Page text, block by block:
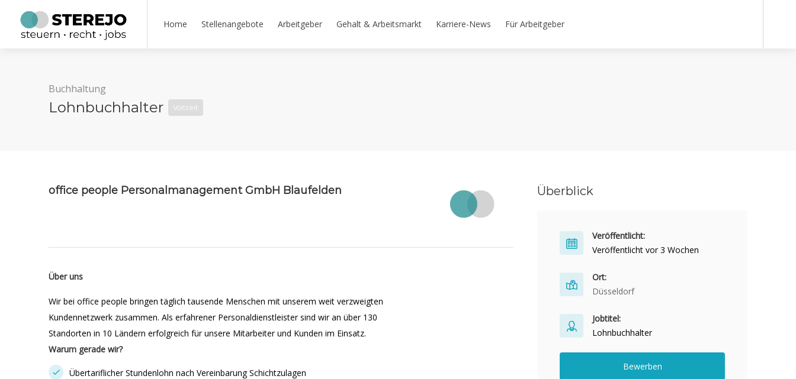
Home Stellenangebote Arbeitgeber Gehalt & Arbeitsmarkt Karriere-News Für Arbeitgeber
Buchhaltung
Lohnbuchhalter Vollzeit
office people Personalmanagement GmbH Blaufelden
Über uns
Wir bei office people bringen täglich tausende Menschen mit unserem weit verzweigten
Kundennetzwerk zusammen. Als erfahrener Personaldienstleister sind wir an über 130
Standorten in 10 Ländern erfolgreich für unsere Mitarbeiter und Kunden im Einsatz.
Warum gerade wir?
Übertariflicher Stundenlohn nach Vereinbarung Schichtzulagen
Überblick
Veröffentlicht:
Veröffentlicht vor 3 Wochen
Ort:
Düsseldorf
Jobtitel:
Lohnbuchhalter
Bewerben